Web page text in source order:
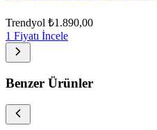
Trendyol ₺1.890,00
1 Fiyatı İncele
Benzer Ürünler